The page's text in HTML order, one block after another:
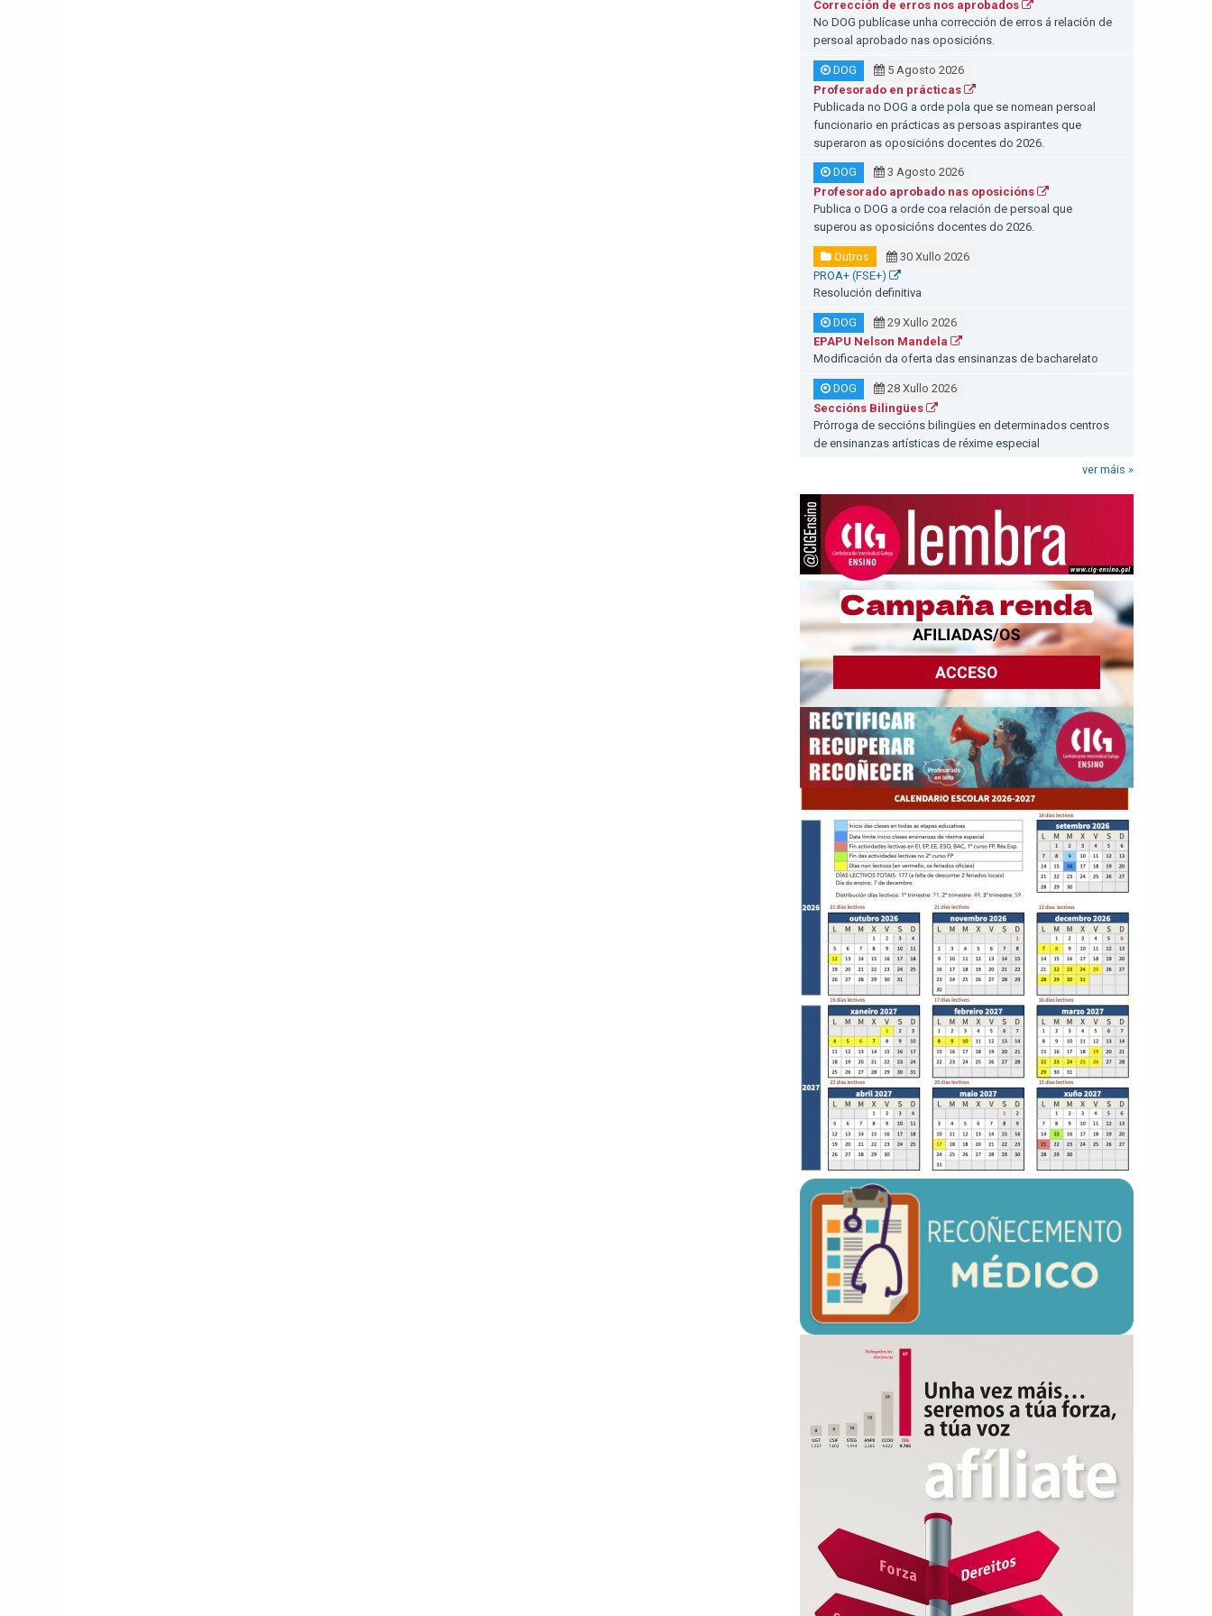
Corrección de erros nos aprobados
No DOG publícase unha corrección de erros á relación de
persoal aprobado nas oposicións.
DOG
5 Agosto 2026
Profesorado en prácticas
Publicada no DOG a orde pola que se nomean persoal
funcionario en prácticas as persoas aspirantes que
superaron as oposicións docentes do 2026.
DOG
3 Agosto 2026
Profesorado aprobado nas oposicións
Publica o DOG a orde coa relación de persoal que
superou as oposicións docentes do 2026.
Outros
30 Xullo 2026
PROA+ (FSE+)
Resolución definitiva
DOG
29 Xullo 2026
EPAPU Nelson Mandela
Modificación da oferta das ensinanzas de bacharelato
DOG
28 Xullo 2026
Seccións Bilingües
Prórroga de seccións bilingües en determinados centros
de ensinanzas artísticas de réxime especial
ver máis »